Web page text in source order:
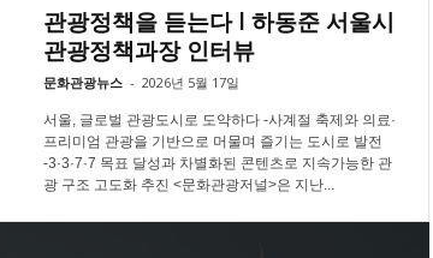
관광정책을 듣는다 l 하동준 서울시
관광정책과장 인터뷰
문화관광뉴스 - 2026년 5월 17일
서울, 글로벌 관광도시로 도약하다 -사계절 축제와 의료·
프리미엄 관광을 기반으로 머물며 즐기는 도시로 발전
-3·3·7·7 목표 달성과 차별화된 콘텐츠로 지속가능한 관
광 구조 고도화 추진 <문화관광저널>은 지난...